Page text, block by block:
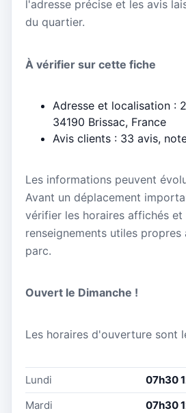
l'adresse précise et les avis
du quartier.
À vérifier sur cette fiche
Adresse et localisation :
34190 Brissac, France
Avis clients : 33 avis,
Les informations peuvent
Avant un déplacement
vérifier les horaires affichés et
renseignements utiles propres
parc.
Ouvert le Dimanche !
Les horaires d'ouverture sont
Lundi
07h30
Mardi
07h30